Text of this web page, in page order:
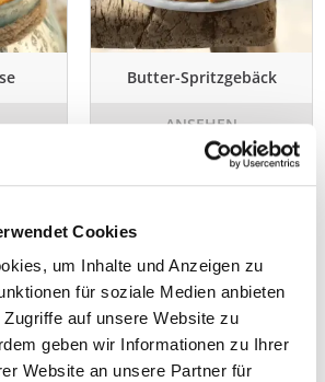
Cookies
um Inhalte und Anzeigen zu
für soziale Medien anbieten
auf unsere Website zu
geben wir Informationen zu Ihrer
Website an unsere Partner für
Butter-Spritzgebäck
ANSEHEN
3,5 kg im Eimer